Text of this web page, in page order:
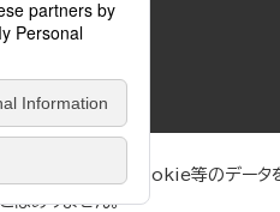
list
list
便性向上のためにCookie等のデー
はありません。